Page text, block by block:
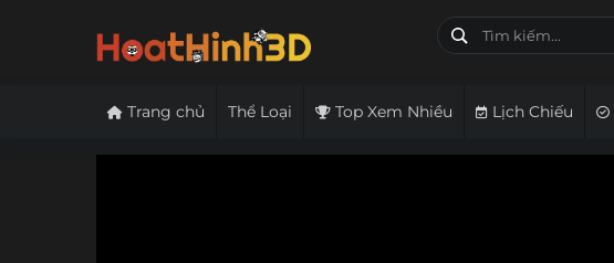
Trang chủ Thể Loại Top Xem Nhiều Lịch Chiếu